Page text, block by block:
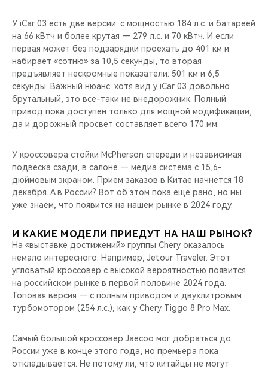
У iCar 03 есть две версии: с мощностью 184 л.с. и батареей
на 66 кВтч и более крутая — 279 л.с. и 70 кВтч. И если
первая может без подзарядки проехать до 401 км и
набирает «сотню» за 10,5 секунды, то вторая
предъявляет нескромные показатели: 501 км и 6,5
секунды. Важный нюанс: хотя вид у iCar 03 довольно
брутальный, это все-таки не внедорожник. Полный
привод пока доступен только для мощной модификации,
да и дорожный просвет составляет всего 170 мм.
У кроссовера стойки McPherson спереди и независимая
подвеска сзади, в салоне — медиа система с 15,6-
дюймовым экраном. Прием заказов в Китае начнется 18
декабря. А в России? Вот об этом пока еще рано, но мы
уже знаем, что появится на нашем рынке в 2024 году.
И КАКИЕ МОДЕЛИ ПРИЕДУТ НА НАШ РЫНОК?
На «выставке достижений» группы Chery оказалось
немало интересного. Например, Jetour Traveler. Этот
угловатый кроссовер с высокой вероятностью появится
на российском рынке в первой половине 2024 года.
Топовая версия — с полным приводом и двухлитровым
турбомотором (254 л.с.), как у Chery Tiggo 8 Pro Max.
Самый большой кроссовер Jaecoo мог добраться до
России уже в конце этого года, но премьера пока
откладывается. Не потому ли, что китайцы не могут